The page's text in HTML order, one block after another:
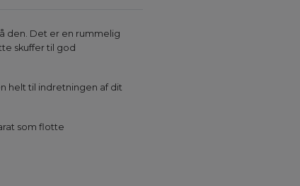
den. Det er en rummelig
skuffer til god
helt til indretningen af dit
som flotte